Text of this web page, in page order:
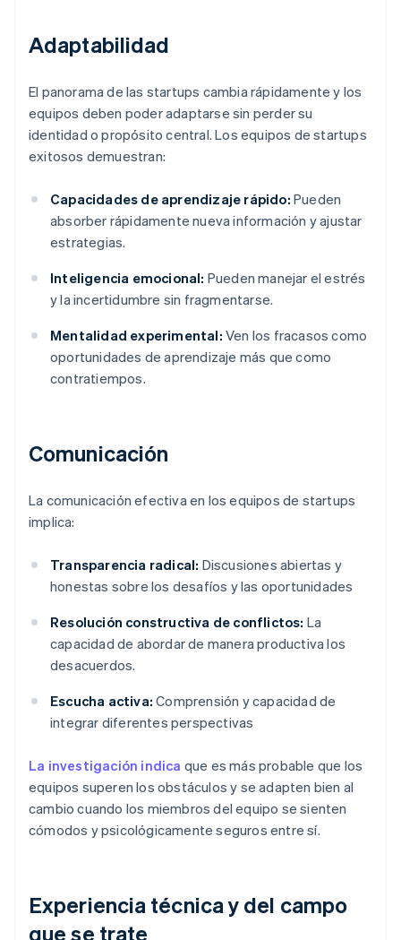
Adaptabilidad
El panorama de las startups cambia rápidamente y los
equipos deben poder adaptarse sin perder su
identidad o propósito central. Los equipos de startups
exitosos demuestran:
Capacidades de aprendizaje rápido: Pueden
absorber rápidamente nueva información y ajustar
estrategias.
Inteligencia emocional: Pueden manejar el estrés
y la incertidumbre sin fragmentarse.
Mentalidad experimental: Ven los fracasos como
oportunidades de aprendizaje más que como
contratiempos.
Comunicación
La comunicación efectiva en los equipos de startups
implica:
Transparencia radical: Discusiones abiertas y
honestas sobre los desafíos y las oportunidades
Resolución constructiva de conflictos: La
capacidad de abordar de manera productiva los
desacuerdos.
Escucha activa: Comprensión y capacidad de
integrar diferentes perspectivas
La investigación indica que es más probable que los
equipos superen los obstáculos y se adapten bien al
cambio cuando los miembros del equipo se sienten
cómodos y psicológicamente seguros entre sí.
Experiencia técnica y del campo
que se trate